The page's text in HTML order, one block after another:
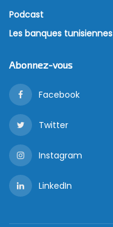
Podcast
Les banques tunisiennes
Abonnez-vous
Facebook
Twitter
Instagram
LinkedIn